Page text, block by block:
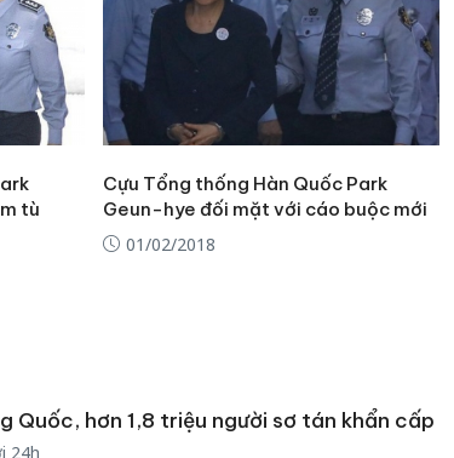
tù
Cựu Tổng thống Hàn Quốc Park
Geun-hye đối mặt với cáo buộc mới
01/02/2018
Quốc, hơn 1,8 triệu người sơ tán khẩn cấp
24h